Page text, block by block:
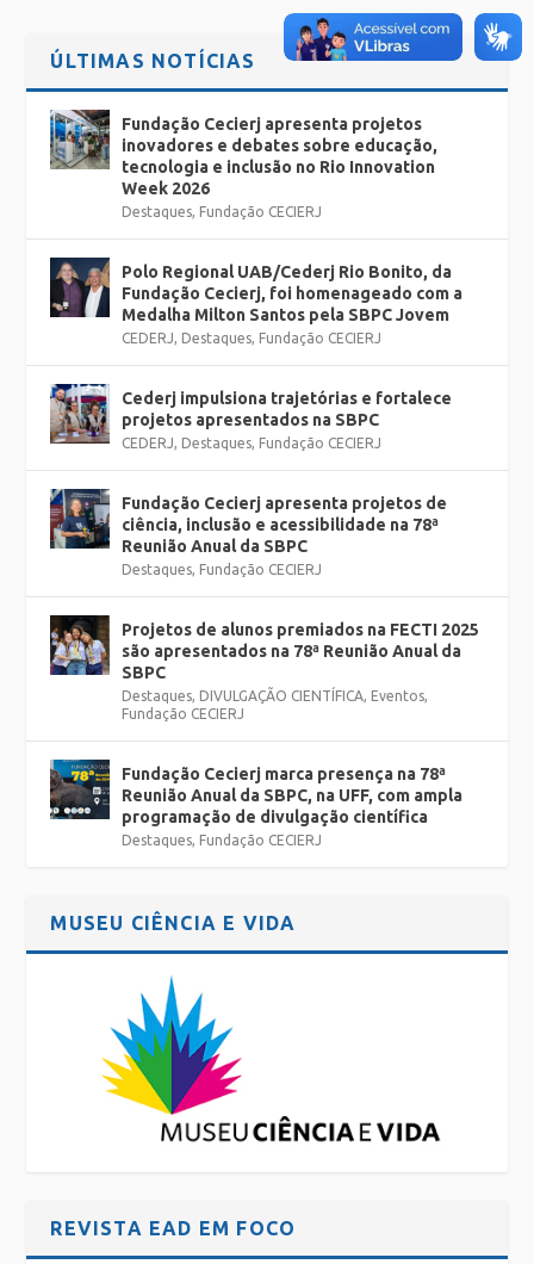
ÚLTIMAS NOTÍCIAS
Fundação Cecierj apresenta projetos
inovadores e debates sobre educação,
tecnologia e inclusão no Rio Innovation
Week 2026
Destaques, Fundação CECIERJ
Polo Regional UAB/Cederj Rio Bonito, da
Fundação Cecierj, foi homenageado com a
Medalha Milton Santos pela SBPC Jovem
CEDERJ, Destaques, Fundação CECIERJ
Cederj impulsiona trajetórias e fortalece
projetos apresentados na SBPC
CEDERJ, Destaques, Fundação CECIERJ
Fundação Cecierj apresenta projetos de
ciência, inclusão e acessibilidade na 78ª
Reunião Anual da SBPC
Destaques, Fundação CECIERJ
Projetos de alunos premiados na FECTI 2025
são apresentados na 78ª Reunião Anual da
SBPC
Destaques, DIVULGAÇÃO CIENTÍFICA, Eventos,
Fundação CECIERJ
Fundação Cecierj marca presença na 78ª
Reunião Anual da SBPC, na UFF, com ampla
programação de divulgação científica
Destaques, Fundação CECIERJ
MUSEU CIÊNCIA E VIDA
REVISTA EAD EM FOCO